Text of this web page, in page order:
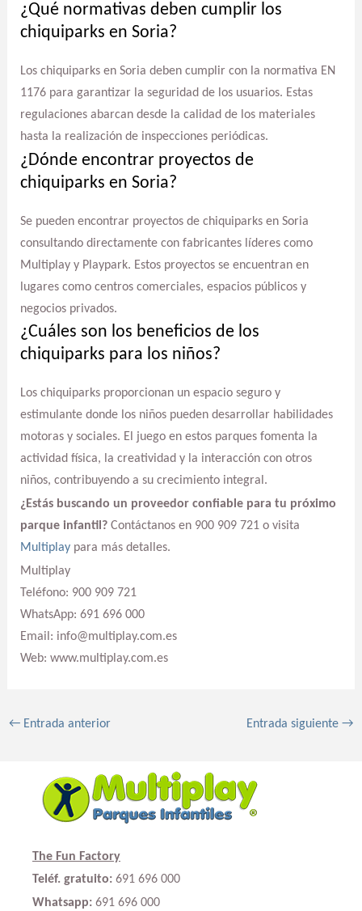
¿Qué normativas deben cumplir los
chiquiparks en Soria?
Los chiquiparks en Soria deben cumplir con la normativa EN
1176 para garantizar la seguridad de los usuarios. Estas
regulaciones abarcan desde la calidad de los materiales
hasta la realización de inspecciones periódicas.
¿Dónde encontrar proyectos de
chiquiparks en Soria?
Se pueden encontrar proyectos de chiquiparks en Soria
consultando directamente con fabricantes líderes como
Multiplay y Playpark. Estos proyectos se encuentran en
lugares como centros comerciales, espacios públicos y
negocios privados.
¿Cuáles son los beneficios de los
chiquiparks para los niños?
Los chiquiparks proporcionan un espacio seguro y
estimulante donde los niños pueden desarrollar habilidades
motoras y sociales. El juego en estos parques fomenta la
actividad física, la creatividad y la interacción con otros
niños, contribuyendo a su crecimiento integral.
¿Estás buscando un proveedor confiable para tu próximo
parque infantil?Contáctanos en 900 909 721 o visita
Multiplaypara más detalles.
Multiplay
Teléfono: 900 909 721
WhatsApp: 691 696 000
Email: info@multiplay.com.es
Web: www.multiplay.com.es
←Entrada anterior Entrada siguiente→
The Fun Factory
Teléf. gratuito: 691 696 000
Whatsapp: 691 696 000